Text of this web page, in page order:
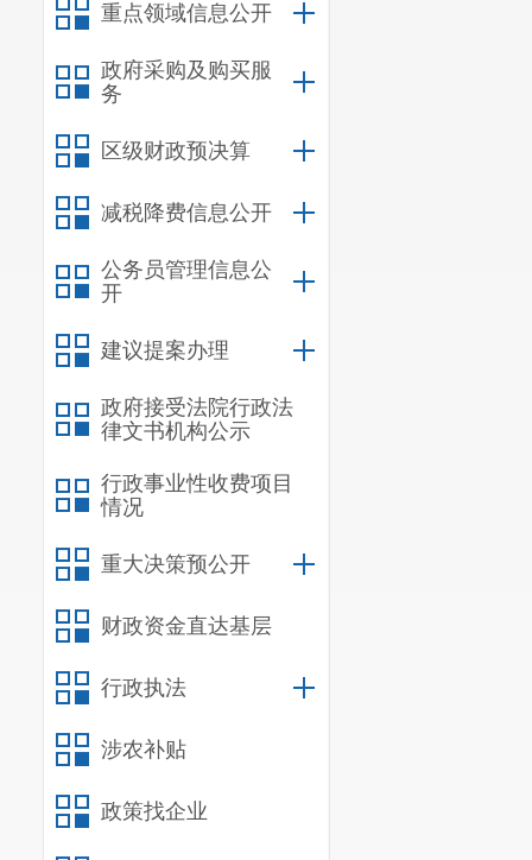
重点领域信息公开
政府采购及购买服
务
区级财政预决算
减税降费信息公开
公务员管理信息公
开
建议提案办理
政府接受法院行政法
律文书机构公示
行政事业性收费项目
情况
重大决策预公开
财政资金直达基层
行政执法
涉农补贴
政策找企业